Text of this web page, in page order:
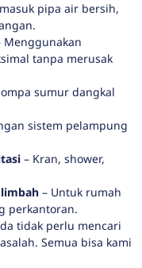
pipa air bersih,
Menggunakan
tanpa merusak
sumur dangkal
sistem pelampung
– Kran, shower,
– Untuk rumah
perkantoran.
tidak perlu mencari
Semua bisa kami